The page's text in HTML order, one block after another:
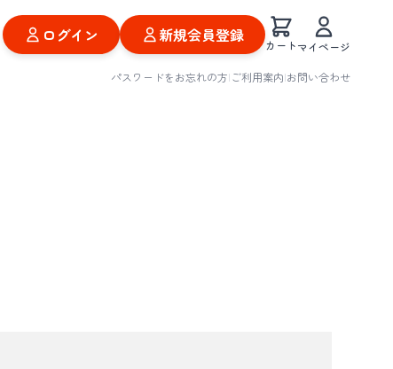
ログイン 新規会員登録 カートマイページ
パスワードをお忘れの方|ご利用案内|お問い合わせ